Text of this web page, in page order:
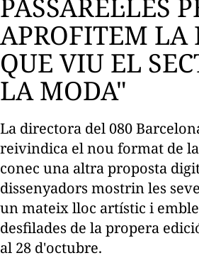
PASSAREL·LES
APROFITEM LA
QUE VIU EL
LA MODA"
La directora del 080
reivindica el nou format de la
conec una altra proposta
dissenyadors mostrin les
un mateix lloc artístic i
desfilades de la propera
al 28 d'octubre.